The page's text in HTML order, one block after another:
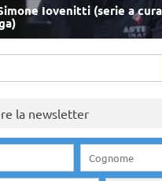
Iovenitti (serie a
la newsletter